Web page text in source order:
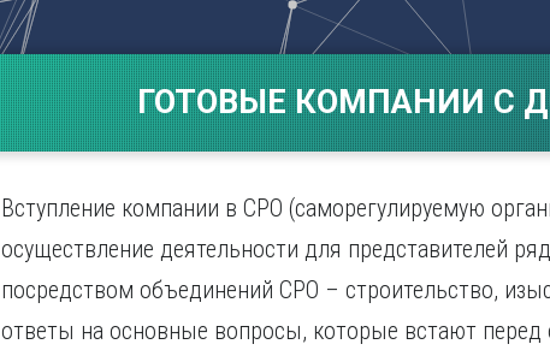
Волгоград
Воронеж
Е
Екатеринбург
Иваново
Ижевск
Н
ГОТОВЫЕ КОМПАНИИ С
Вступление компании в СРО (саморегулируемую
осуществление деятельности для представителей
посредством объединений СРО – строительство,
ответы на основные вопросы, которые встают